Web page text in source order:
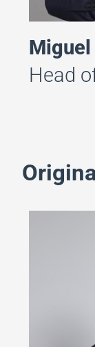
Miguel
Head